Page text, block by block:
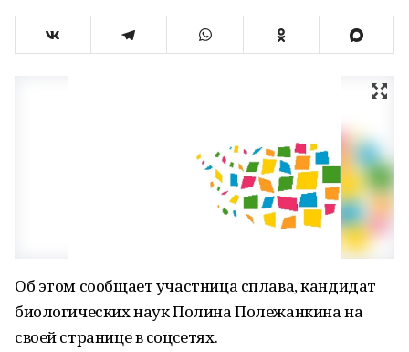
Об этом сообщает участница сплава, кандидат
биологических наук Полина Полежанкина на
своей странице в соцсетях.